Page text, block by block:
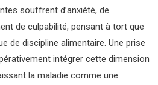
souffrent d’anxiété, de
de culpabilité, pensant à tort que
de discipline alimentaire. Une prise
intégrer cette dimension
la maladie comme une